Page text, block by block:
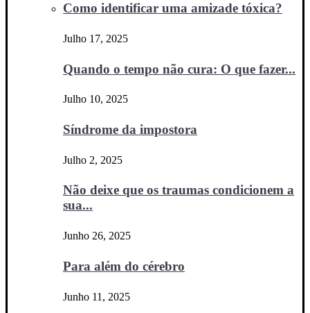
Como identificar uma amizade tóxica?
Julho 17, 2025
Quando o tempo não cura: O que fazer...
Julho 10, 2025
Síndrome da impostora
Julho 2, 2025
Não deixe que os traumas condicionem a
sua...
Junho 26, 2025
Para além do cérebro
Junho 11, 2025